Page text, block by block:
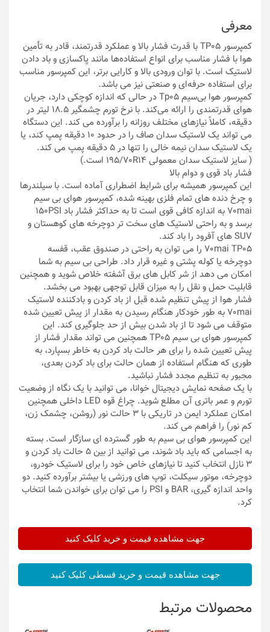
معرفی
کمپرسور TP05 با قدرت فشار بالا و عملکرد قدرتمند، قادر به تأمین
هوا با فشار مناسب برای انواع استفاده‌ها مانند پاکسازی و باد دادن
لاستیک است. با توان ورودی بالا و کارایی برتر، این کمپرسور مناسب
برای استفاده حرفه‌ای و صنعتی نیز می باشد.
کمپرسور هوا بی‌سیم Tp05 در حالی که اندازه کوچکی دارد، جریان
هوای قدرتمندی را ارائه می‌کند. با نرخ تورم چشمگیر 18.5 لیتر در
دقیقه، کاملاً نیازهای مختلف روزانه را برآورده می کند. این دستگاه
می تواند یک لاستیک سدان صاف را در حدود 10 دقیقه پمپ کند، یا
یک لاستیک سدان نیمه خالی را تنها در 5 دقیقه پمپ می کند.
( سایز لاستیک سدان معمولی 195/70R14 است.)
فشار باد قوی و دوام بالا
این کمپرسور همیشه برای شرایط اضطراری آماده است. با سیلندرها
و چرخ دنده های تمام فلزی بهینه شده، کمپرسور هوای بی سیم
70mai به اندازه کافی قوی است تا به حداکثر فشار باد 150PSI
برسد و به راحتی لاستیک های سخت تر دوچرخه های کوهستان و
SUV های آفرود را باد کند.
70mai TP05 را می توان به راحتی در صندوق عقب، قفسه
دوچرخه یا کوله پشتی و غیره قرار داد. طراحی بی سیم به شما
امکان می دهد از شر کابل های برق آشفته خلاص شوید و همچنین
قابلیت حمل و نقل را به میزان قابل توجهی بهبود می بخشد.
فشار هوا از پیش تنظیم شده قبل از باد کردن و بادکننده لاستیک
70mai به طور خودکار هنگام رسیدن به مقدار از پیش تعیین شده
متوقف می شود تا از باد شدن بیش از حد جلوگیری کند. این
کمپرسور هوای بی سیم TP05 همچنین می تواند مقدار فشار از
پیش تعیین شده را برای هر حالت باد کردن به خاطر بسپارد، به
طوری که هنگام استفاده از همان حالت برای باد کردن بعدی،
مجبور به تنظیم مجدد فشار نباشید.
با یک صفحه نمایش دیجیتال خوانا، می توانید با یک نگاه از وضعیت
تورم و عمر باتری آن مطلع شوید. چراغ قوه LED داخلی همچنین
امکان عملکرد ایمن در تاریکی با 3 حالت نور (روشن، چشمک زن،
کم نور) را فراهم می کند.
این کمپرسور هوای بی سیم به طور گسترده ای سازگار است. بسته
به اجسامی که باید باد شوند، می توانید از بین 5 حالت باد کردن و
3 نازل انتخاب کنید تا نیازهای خاص خود را برای لاستیک خودرو،
دوچرخه، موتور سیکلت، توپ های ورزشی یا بیشتر برآورده کنید. دو
واحد اندازه گیری، BAR و PSI را می توان برای خواندن شما انتخاب
کرد.
جهت مشاهده قیمت و خرید کلیک کنید
جهت مشاهده قیمت و خرید قسطی کلیک کنید
محصولات مرتبط